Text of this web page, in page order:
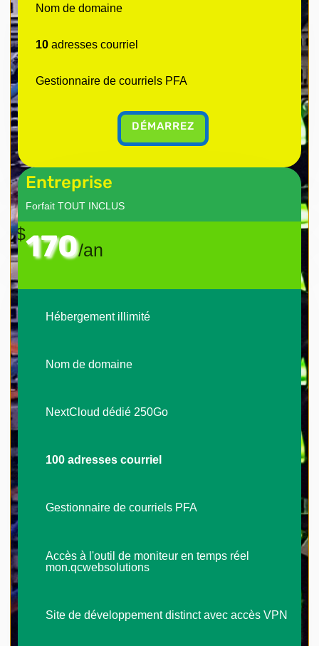
Nom de domaine
10adresses courriel
Gestionnaire de courriels PFA
DÉMARREZ
Entreprise
Forfait TOUT INCLUS
$170/an
Hébergement illimité
Nom de domaine
NextCloud dédié 250Go
100 adresses courriel
Gestionnaire de courriels PFA
Accès à l'outil de moniteur en temps réel
mon.qcwebsolutions
Site de développement distinct avec accès VPN